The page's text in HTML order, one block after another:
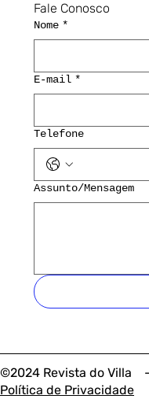
©2024 Revista do Villa
Política de Privacidade
Fale Conosco
Nome *
E-mail *
Telefone
Assunto/Mensagem